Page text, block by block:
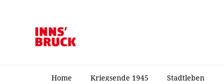
Home Kriegsende 1945 Stadtleben